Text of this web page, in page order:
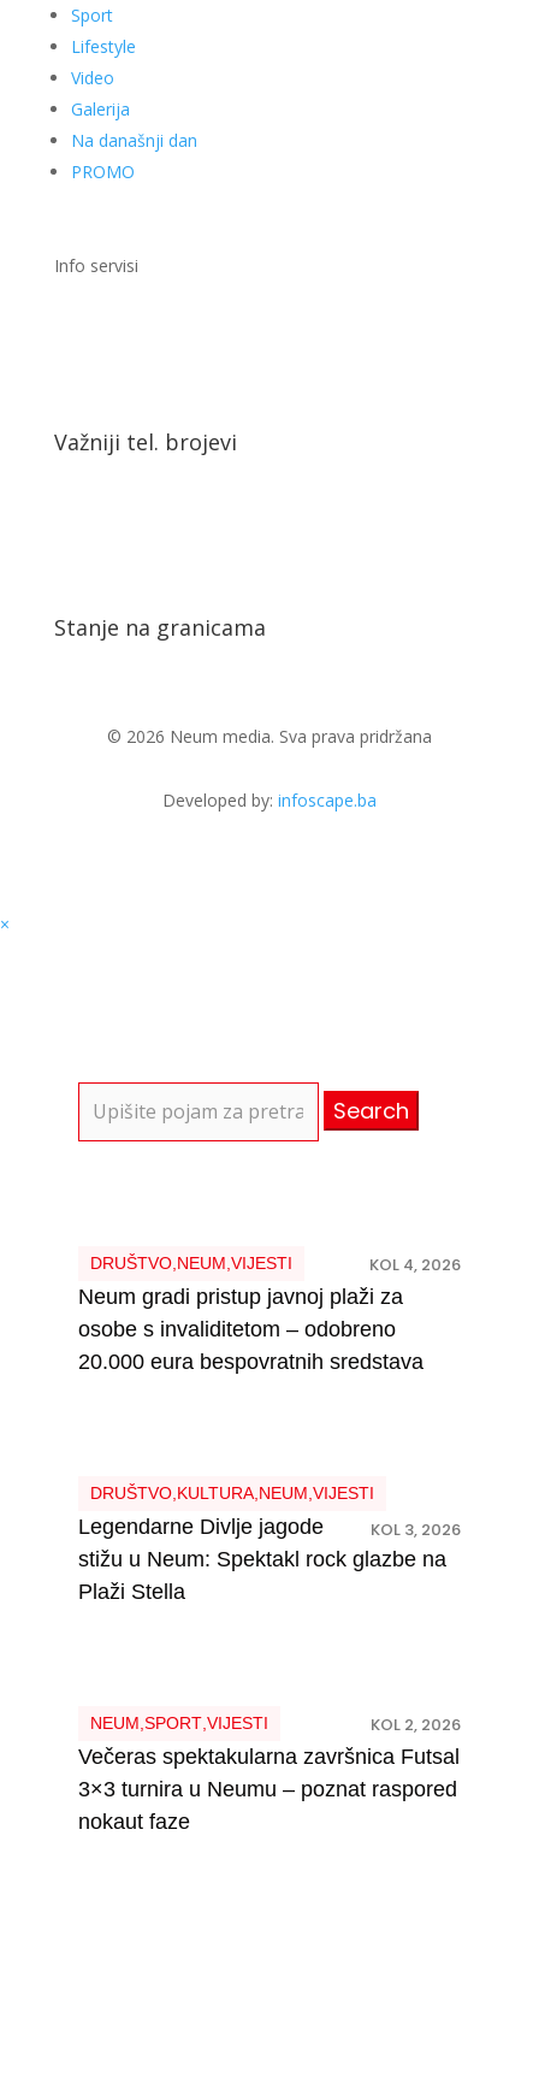
Sport
Lifestyle
Video
Galerija
Na današnji dan
PROMO
Info servisi
Važniji tel. brojevi
Stanje na granicama
© 2026 Neum media. Sva prava pridržana
Developed by: infoscape.ba
×
for:
DRUŠTVO, NEUM VIJESTI KOL 4, 2026
Neum gradi pristup javnoj plaži za
osobe s invaliditetom – odobreno
20.000 eura bespovratnih sredstava
DRUŠTVO, KULTURA, NEUM VIJESTI
KOL 3, 2026
Legendarne Divlje jagode
stižu u Neum: Spektakl rock glazbe na
Plaži Stella
NEUM SPORT, VIJESTI KOL 2, 2026
Večeras spektakularna završnica Futsal
3×3 turnira u Neumu – poznat raspored
nokaut faze